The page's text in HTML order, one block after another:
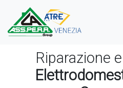
Riparazione